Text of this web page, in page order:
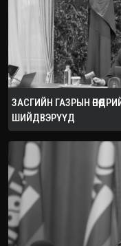
ЗАСГИЙН ГАЗРЫН
ШИЙДВЭРҮҮД